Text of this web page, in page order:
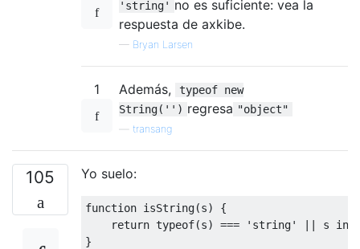
'string' no es suficiente: vea la
respuesta de axkibe.
— Bryan Larsen
1 Además,
typeof new
String('') regresa "object"
transang
105 Yo suelo:
function isString(s)
{
return typeof(s) === 'string' || s
}